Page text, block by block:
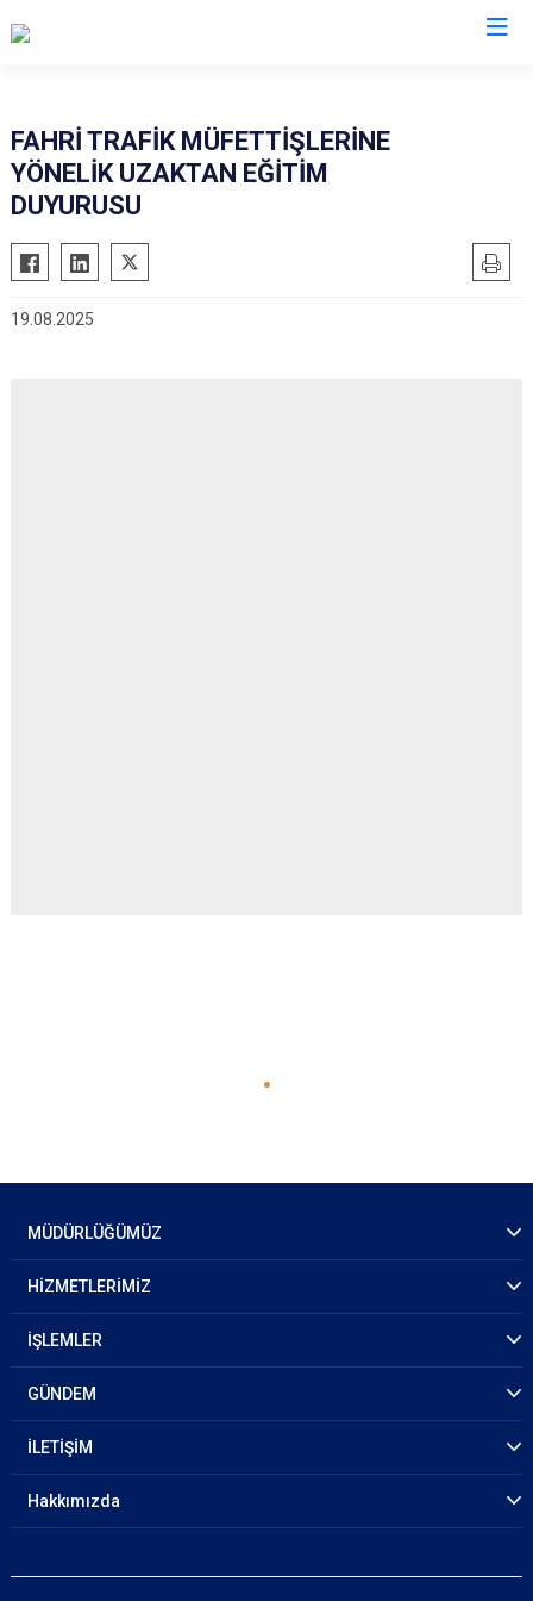
FAHRİ TRAFİK MÜFETTİŞLERİNE
YÖNELİK UZAKTAN EĞİTİM
DUYURUSU
19.08.2025
MÜDÜRLÜĞÜMÜZ
HİZMETLERİMİZ
İŞLEMLER
GÜNDEM
İLETİŞİM
Hakkımızda